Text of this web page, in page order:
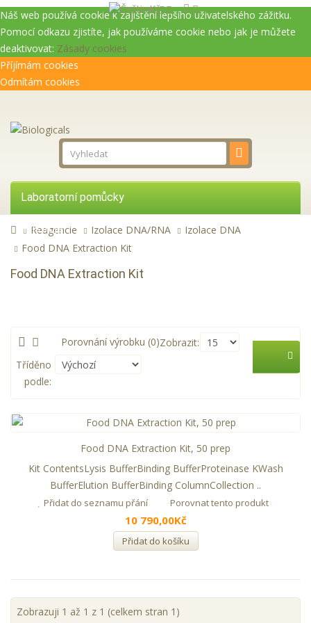
Náš web používá cookie k zajištění lepšího uživatelského zážitku.
Pomocí odkazu zjistíte, jak používáme cookie nebo jak je můžete
deaktivovat: Zásady cookies
Příjímám cookies
Odmítám cookies
Laboratorní pomůcky
Přístroje
Kč
Reagencie Izolace DNA/RNA
Izolace DNA
Food DNA Extraction Kit
Food DNA Extraction Kit
Porovnání výrobku (0)Zobrazit:
Tříděno
podle:
Food DNA Extraction Kit, 50 prep
Kit ContentsLysis BufferBinding BufferProteinase KWash
BufferElution BufferBinding ColumnCollection ..
Přidat do seznamu přání Porovnat tento produkt
10 790,00Kč
Přidat do košíku
Zobrazuji 1 až 1 z 1 (celkem stran 1)